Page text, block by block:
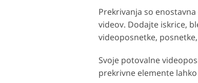
Urejanje poročnih
Prekrivanja so
videov. Dodajte iskrice,
videoposnetke,
Svoje potovalne
prekrivne elemente